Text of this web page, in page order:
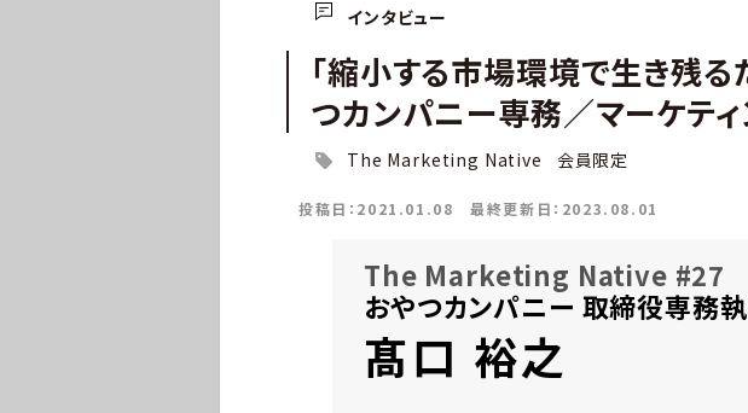
インタビュー
「縮小する市場環境で生き残る
つカンパニー専務／マーケテ
The Marketing Native 会員限定
投稿日：2021.01.08 最終更新日：2023.08.01
The Marketing Native #27
おやつカンパニー 取締役専務
髙口 裕之